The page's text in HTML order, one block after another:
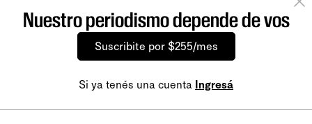
Nuestro periodismo depende de vos
Suscribite por $255/mes
Si ya tenés una cuenta Ingresá